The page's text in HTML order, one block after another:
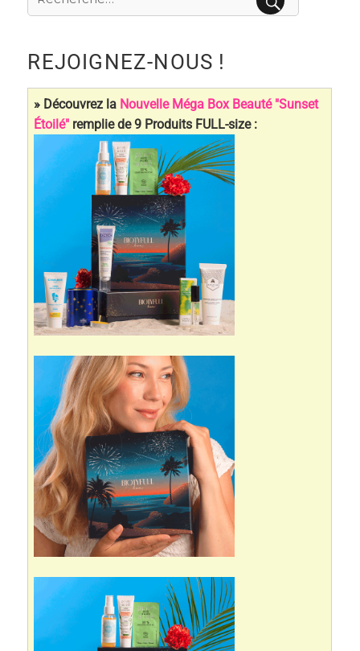
pour
REJOIGNEZ-NOUS !
» Découvrez la Nouvelle Méga Box Beauté "Sunset
Étoilé" remplie de 9 Produits FULL-size :